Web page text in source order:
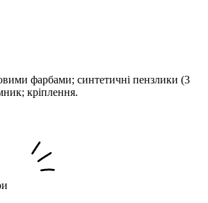
фарбами; синтетичні пензлики (3
кріплення.